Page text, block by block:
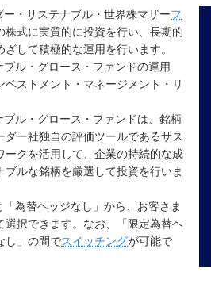
・サステナブル・世界株マザーフ
株式に実質的に投資を行い、長期的
して積極的な運用を行います。
ル・グロース・ファンドの運用
ベストメント・マネージメント・リ
ル・グロース・ファンドは、銘柄
ダー社独自の評価ツールであるサス
ークを活用して、企業の持続的な成
ルな銘柄を厳選して投資を行いま
「為替ヘッジなし」から、お客さま
選択できます。なお、「限定為替ヘ
し」の間でスイッチングが可能で